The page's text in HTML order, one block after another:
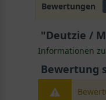
Bewertungen
"Deutzie /
Informationen
Bewertung